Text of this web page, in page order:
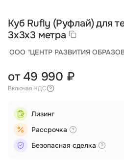
Куб Rufly (Руфлай) для
3х3х3 метра
ООО "ЦЕНТР РАЗВИТИЯ
от 49 990 ₽
Включая НДС
Лизинг
Рассрочка
Безопасная сделка